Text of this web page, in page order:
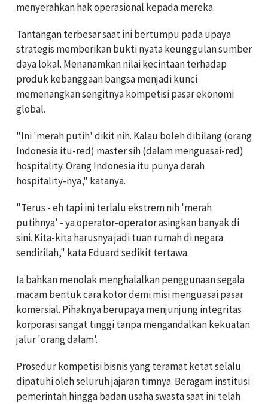
menyerahkan hak operasional kepada mereka.
Tantangan terbesar saat ini bertumpu pada upaya
strategis memberikan bukti nyata keunggulan sumber
daya lokal. Menanamkan nilai kecintaan terhadap
produk kebanggaan bangsa menjadi kunci
memenangkan sengitnya kompetisi pasar ekonomi
global.
"Ini 'merah putih' dikit nih. Kalau boleh dibilang (orang
Indonesia itu-red) master sih (dalam menguasai-red)
hospitality. Orang Indonesia itu punya darah
hospitality-nya," katanya.
"Terus - eh tapi ini terlalu ekstrem nih 'merah
putihnya' - ya operator-operator asingkan banyak di
sini. Kita-kita harusnya jadi tuan rumah di negara
sendirilah," kata Eduard sedikit tertawa.
Ia bahkan menolak menghalalkan penggunaan segala
macam bentuk cara kotor demi misi menguasai pasar
komersial. Pihaknya berupaya menjunjung integritas
korporasi sangat tinggi tanpa mengandalkan kekuatan
jalur 'orang dalam'.
Prosedur kompetisi bisnis yang teramat ketat selalu
dipatuhi oleh seluruh jajaran timnya. Beragam institusi
pemerintah hingga badan usaha swasta saat ini telah